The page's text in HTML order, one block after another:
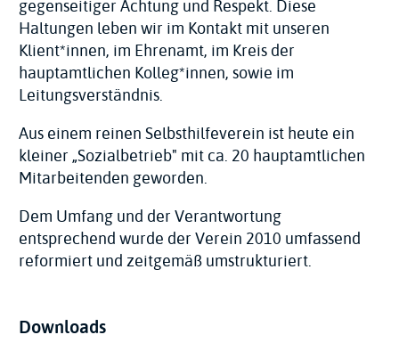
gegenseitiger Achtung und Respekt. Diese
Haltungen leben wir im Kontakt mit unseren
Klient*innen, im Ehrenamt, im Kreis der
hauptamtlichen Kolleg*innen, sowie im
Leitungsverständnis.
Aus einem reinen Selbsthilfeverein ist heute ein
kleiner „Sozialbetrieb" mit ca. 20 hauptamtlichen
Mitarbeitenden geworden.
Dem Umfang und der Verantwortung
entsprechend wurde der Verein 2010 umfassend
reformiert und zeitgemäß umstrukturiert.
Downloads